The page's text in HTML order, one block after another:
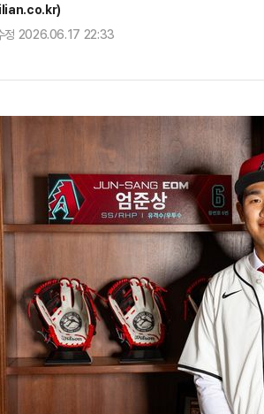
정 2026.06.17 22:33